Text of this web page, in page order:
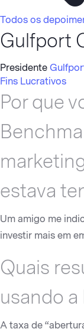
Todos os
Gulfport
Presidente
Fins Lucrativos
Por que
estava
Um amigo me
investir mais em
Quais
usando
A taxa de